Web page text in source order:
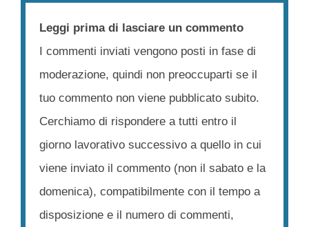
Leggi prima di lasciare un commento
I commenti inviati vengono posti in fase di
moderazione, quindi non preoccuparti se il
tuo commento non viene pubblicato subito.
Cerchiamo di rispondere a tutti entro il
giorno lavorativo successivo a quello in cui
viene inviato il commento (non il sabato e la
domenica), compatibilmente con il tempo a
disposizione e il numero di commenti,